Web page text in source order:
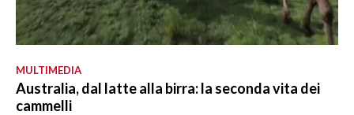
MULTIMEDIA
Australia, dal latte alla birra: la seconda vita dei
cammelli